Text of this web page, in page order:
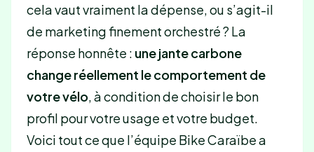
cela vaut vraiment la dépense, ou s’agit-il
de marketing finement orchestré ? La
réponse honnête : une jante carbone
change réellement le comportement de
votre vélo, à condition de choisir le bon
profil pour votre usage et votre budget.
Voici tout ce que l’équipe Bike Caraïbe a